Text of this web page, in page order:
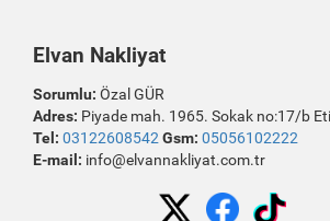
Elvan Nakliyat
Sorumlu: Özal GÜR
Adres: Piyade mah. 1965. Sokak no:17/b
Tel: 03122608542 Gsm: 05056102222
E-mail: info@elvannakliyat.com.tr